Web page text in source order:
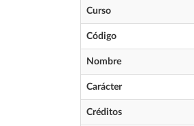
Curso
Código
Nombre
Carácter
Créditos